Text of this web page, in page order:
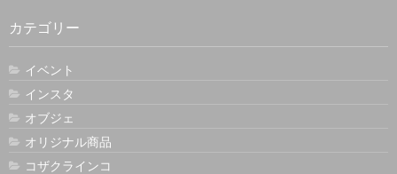
カテゴリー
イベント
インスタ
オブジェ
オリジナル商品
コザクラインコ